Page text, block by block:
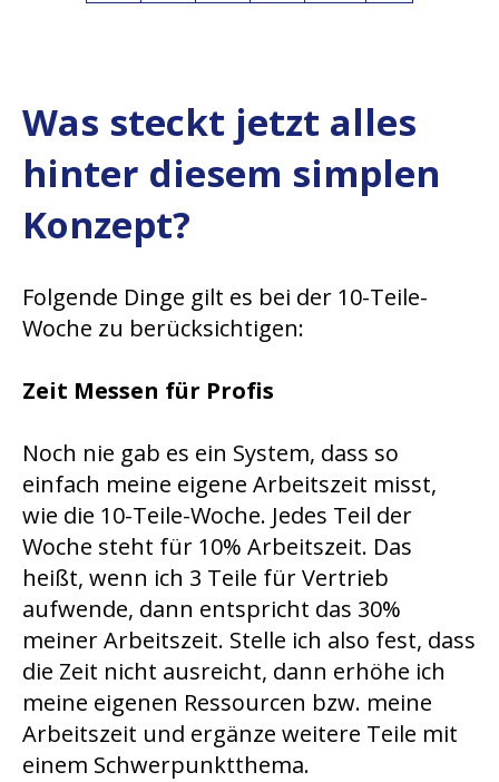
Was steckt jetzt alles
hinter diesem simplen
Konzept?
Folgende Dinge gilt es bei der 10-Teile-
Woche zu berücksichtigen:
Zeit Messen für Profis
Noch nie gab es ein System, dass so
einfach meine eigene Arbeitszeit misst,
wie die 10-Teile-Woche. Jedes Teil der
Woche steht für 10% Arbeitszeit. Das
heißt, wenn ich 3 Teile für Vertrieb
aufwende, dann entspricht das 30%
meiner Arbeitszeit. Stelle ich also fest, dass
die Zeit nicht ausreicht, dann erhöhe ich
meine eigenen Ressourcen bzw. meine
Arbeitszeit und ergänze weitere Teile mit
einem Schwerpunktthema.